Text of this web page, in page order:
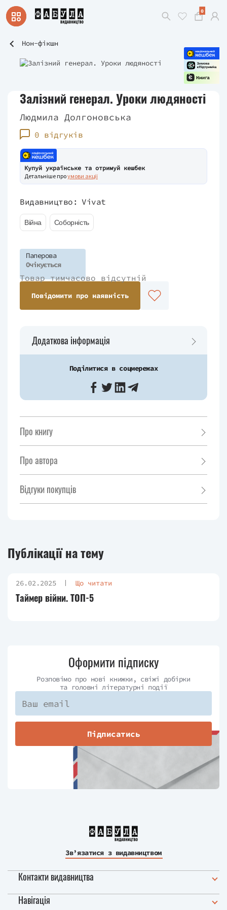
0
Нон-фікшн
Залізний генерал. Уроки людяності
Людмила Долгоновська
0 відгуків
Купуй українське та отримуй кешбек
Детальніше проумови акції
Видавництво: Vivat
Війна Соборність
Паперова
Очікується
Товар тимчасово відсутній
Повідомити про наявність
Додаткова інформація
Поділитися в соцмережах
Про книгу
Про автора
Відгуки покупців
Публікації на тему
26.02.2025 Що читати
Таймер війни. ТОП-5
Оформити підписку
Розповімо про нові книжки, свіжі добірки
та головні літературні події
Підписатись
Зв’язатися з видавництвом
Контакти видавництва
Навігація